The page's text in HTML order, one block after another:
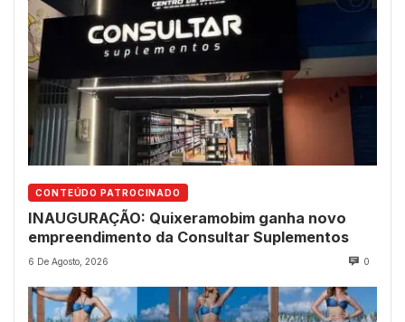
CONTEÚDO PATROCINADO
INAUGURAÇÃO: Quixeramobim ganha novo
empreendimento da Consultar Suplementos
6 De Agosto, 2026 0